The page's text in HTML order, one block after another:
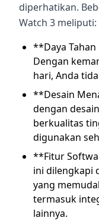
diperhatikan.
Watch 3 meliputi:
**Daya
Dengan
hari, Anda
**Desain
dengan
berkualitas
digunakan
**Fitur
ini dilengkapi
yang
termasuk
lainnya.